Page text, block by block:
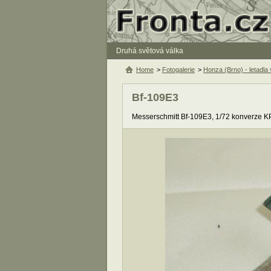
Druhá světová válka
Bf-109E3
Messerschmitt Bf-109E3, 1/72 konverze
Home > Fotogalerie > Honza (Brno) - letadla